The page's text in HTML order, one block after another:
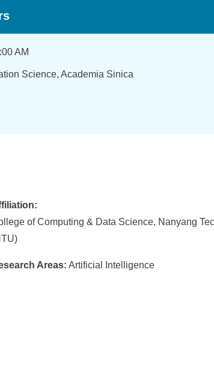
AM
Science, Academia Sinica
of Computing & Data Science, Nanyang
Areas: Artificial Intelligence